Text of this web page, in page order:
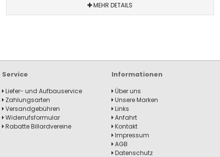
MEHR DETAILS
Service
Liefer- und Aufbauservice
Zahlungsarten
Versandgebühren
Widerrufsformular
Rabatte Billardvereine
Informationen
Über uns
Unsere Marken
Links
Anfahrt
Kontakt
Impressum
AGB
Datenschutz